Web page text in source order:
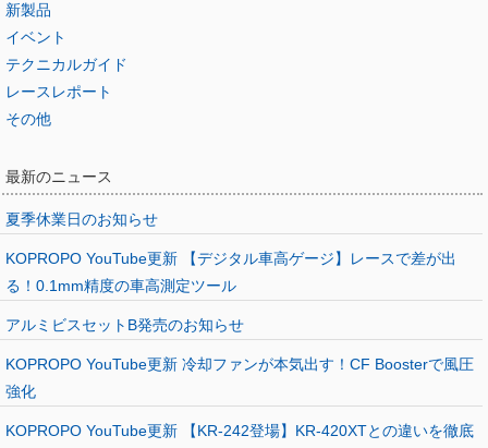
新製品
イベント
テクニカルガイド
レースレポート
その他
最新のニュース
夏季休業日のお知らせ
KOPROPO YouTube更新 【デジタル車高ゲージ】レースで差が出
る！0.1mm精度の車高測定ツール
アルミビスセットB発売のお知らせ
KOPROPO YouTube更新 冷却ファンが本気出す！CF Boosterで風圧
強化
KOPROPO YouTube更新 【KR-242登場】KR-420XTとの違いを徹底